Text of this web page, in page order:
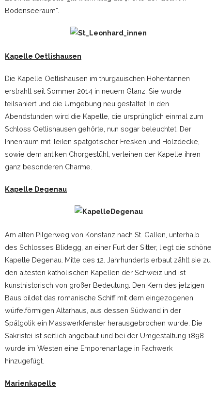
Bodenseeraum“.
Kapelle Oetlishausen
Die Kapelle Oetlishausen im thurgauischen Hohentannen
erstrahlt seit Sommer 2014 in neuem Glanz. Sie wurde
teilsaniert und die Umgebung neu gestaltet. In den
Abendstunden wird die Kapelle, die ursprünglich einmal zum
Schloss Oetlishausen gehörte, nun sogar beleuchtet. Der
Innenraum mit Teilen spätgotischer Fresken und Holzdecke,
sowie dem antiken Chorgestühl, verleihen der Kapelle ihren
ganz besonderen Charme.
Kapelle Degenau
Am alten Pilgerweg von Konstanz nach St. Gallen, unterhalb
des Schlosses Blidegg, an einer Furt der Sitter, liegt die schöne
Kapelle Degenau. Mitte des 12. Jahrhunderts erbaut zählt sie zu
den ältesten katholischen Kapellen der Schweiz und ist
kunsthistorisch von großer Bedeutung. Den Kern des jetzigen
Baus bildet das romanische Schiff mit dem eingezogenen,
würfelförmigen Altarhaus, aus dessen Südwand in der
Spätgotik ein Masswerkfenster herausgebrochen wurde. Die
Sakristei ist seitlich angebaut und bei der Umgestaltung 1898
wurde im Westen eine Emporenanlage in Fachwerk
hinzugefügt.
Marienkapelle